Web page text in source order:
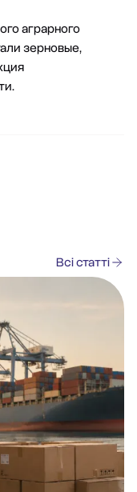
аграрного
зерновые,
Всі статті